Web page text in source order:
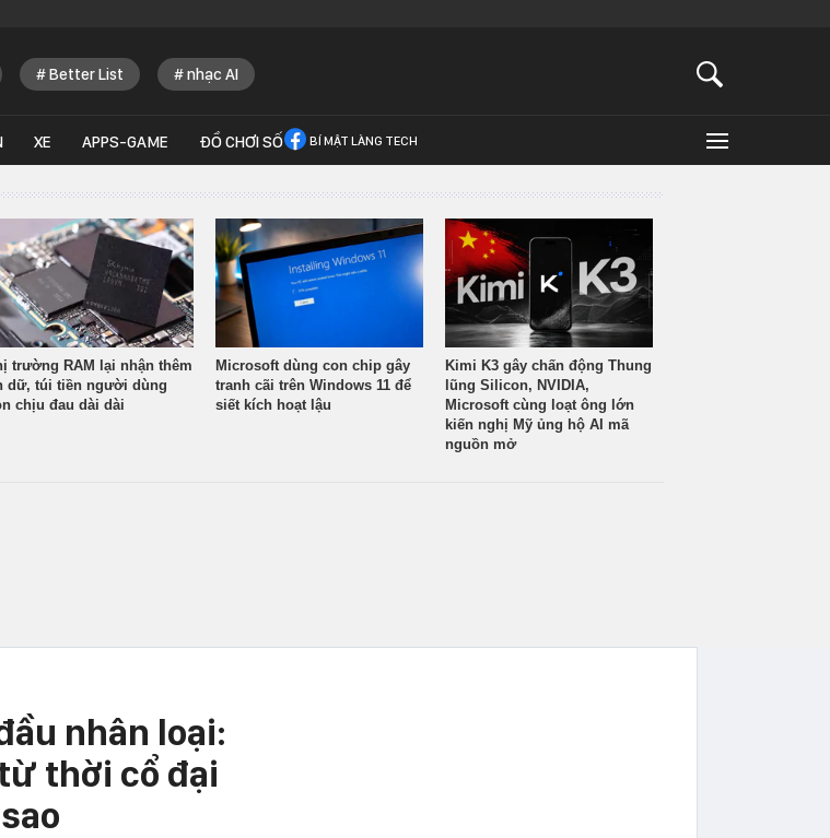
Better List nhạc AI
XE APPS-GAME ĐỒ CHƠI SỐ BÍ MẬT LÀNG TECH
trường RAM lại nhận thêm
dữ, túi tiền người dùng
chịu đau dài dài
Microsoft dùng con chip gây
tranh cãi trên Windows 11 để
siết kích hoạt lậu
Kimi K3 gây chấn động Thung
lũng Silicon, NVIDIA,
Microsoft cùng loạt ông lớn
kiến nghị Mỹ ủng hộ AI mã
nguồn mở
nhân loại:
thời cổ đại